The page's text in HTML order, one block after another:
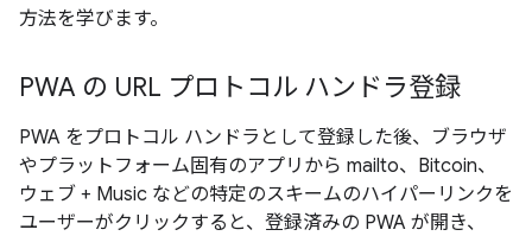
方法を学びます。
PWA の URL プロトコル ハンドラ登録
PWA をプロトコル ハンドラとして登録した後、ブラウザ
やプラットフォーム固有のアプリから mailto、Bitcoin、
ウェブ + Music などの特定のスキームのハイパーリンクを
ユーザーがクリックすると、登録済みの PWA が開き、